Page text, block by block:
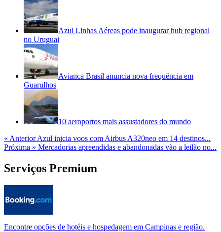
Azul Linhas Aéreas pode inaugurar hub regional
no Uruguai
Avianca Brasil anuncia nova frequência em
Guarulhos
10 aeroportos mais assustadores do mundo
« AnteriorAzul inicia voos com Airbus A320neo em 14 destinos...
Próxima » Mercadorias apreendidas e abandonadas vão a leilão no...
Serviços Premium
Encontre opções de hotéis e hospedagem em Campinas e região.